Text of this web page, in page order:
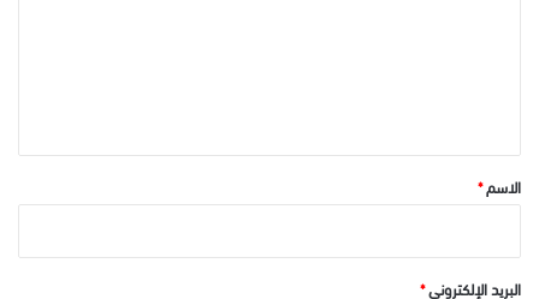
*الاسم*
البريد الإلكتروني*